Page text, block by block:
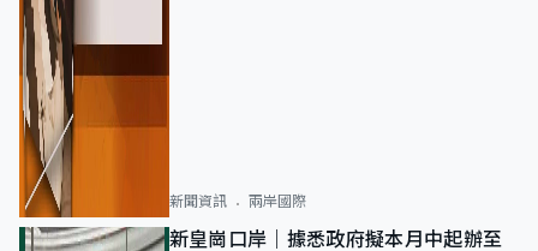
新聞資訊 兩岸國際
新皇崗口岸｜據悉政府擬本月中起辦至